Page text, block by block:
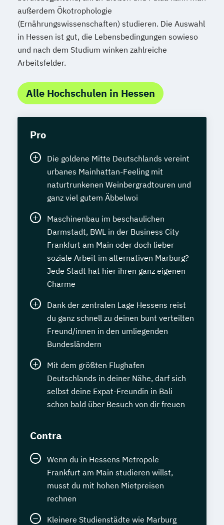
außerdem Ökotrophologie
(Ernährungswissenschaften) studieren. Die Auswahl
in Hessen ist gut, die Lebensbedingungen sowieso
und nach dem Studium winken zahlreiche
Arbeitsfelder.
Alle Hochschulen in Hessen
Pro
Die goldene Mitte Deutschlands vereint
urbanes Mainhattan-Feeling mit
naturtrunkenen Weinbergradtouren und
ganz viel gutem Äbbelwoi
Maschinenbau im beschaulichen
Darmstadt, BWL in der Business City
Frankfurt am Main oder doch lieber
soziale Arbeit im alternativen Marburg?
Jede Stadt hat hier ihren ganz eigenen
Charme
Dank der zentralen Lage Hessens reist
du ganz schnell zu deinen bunt verteilten
Freund/innen in den umliegenden
Bundesländern
Mit dem größten Flughafen
Deutschlands in deiner Nähe, darf sich
selbst deine Expat-Freundin in Bali
schon bald über Besuch von dir freuen
Contra
Wenn du in Hessens Metropole
Frankfurt am Main studieren willst,
musst du mit hohen Mietpreisen
rechnen
Kleinere Studienstädte wie Marburg